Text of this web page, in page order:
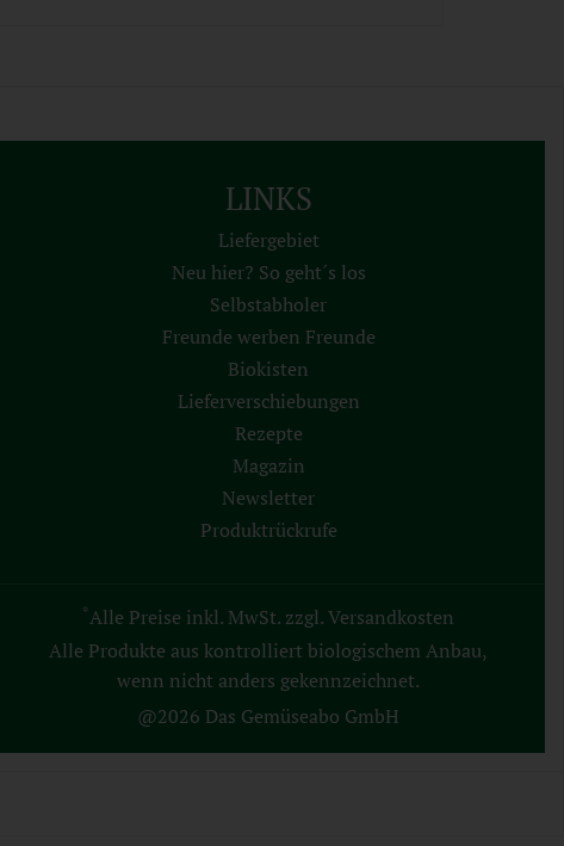
LINKS
Liefergebiet
Neu hier? So geht´s los
Selbstabholer
Freunde werben Freunde
Biokisten
Lieferverschiebungen
Rezepte
Magazin
Newsletter
Produktrückrufe
*Alle Preise inkl. MwSt. zzgl. Versandkosten
Alle Produkte aus kontrolliert biologischem Anbau,
wenn nicht anders gekennzeichnet.
@2026 Das Gemüseabo GmbH